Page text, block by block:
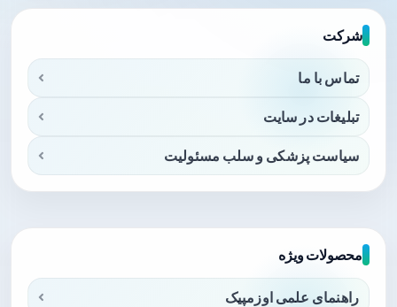
شرکت
تماس با ما
تبلیغات در سایت
سیاست پزشکی و سلب مسئولیت
محصولات ویژه
راهنمای علمی اوزمپیک